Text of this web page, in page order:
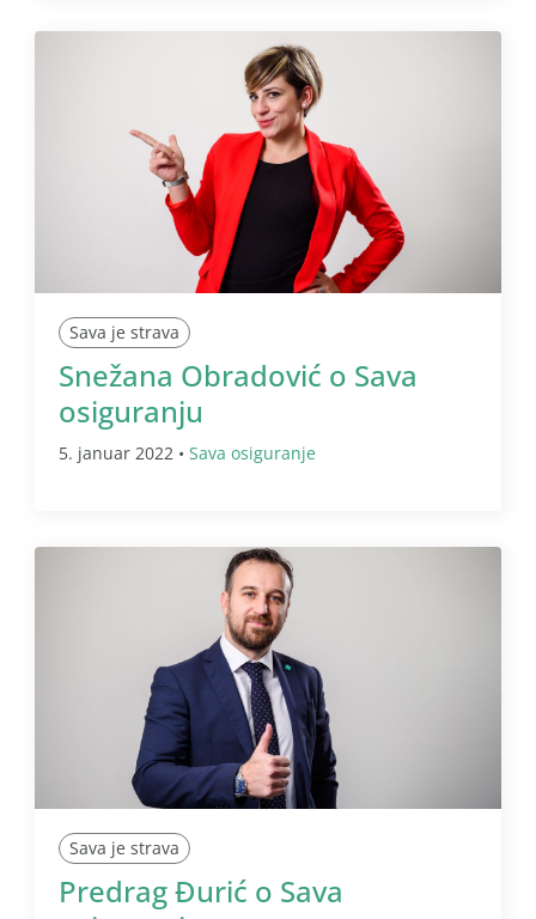
Sava je strava
Snežana Obradović o Sava
osiguranju
5. januar 2022 • Sava osiguranje
Sava je strava
Predrag Đurić o Sava